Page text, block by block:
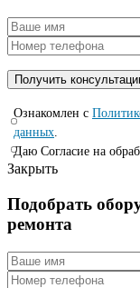
Ознакомлен с
данных.
Даю Согласие на
Закрыть
Подобрать
ремонта